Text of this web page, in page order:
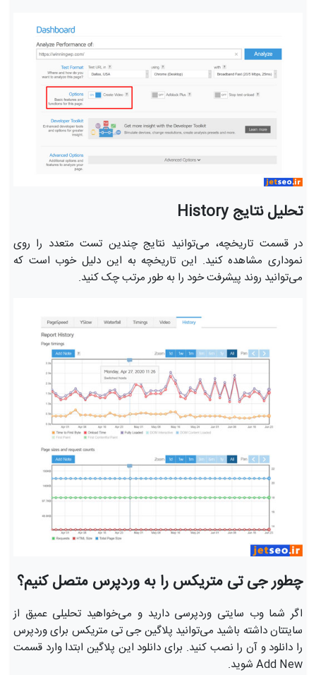
تحلیل نتایج History
در قسمت تاریخچه، می‌توانید نتایج چندین تست متعدد را روی
نموداری مشاهده کنید. این تاریخچه به این دلیل خوب است که
می‌توانید روند پیشرفت خود را به طور مرتب چک کنید.
چطور جی تی متریکس را به وردپرس متصل کنیم؟
اگر شما وب سایتی وردپرسی دارید و می‌خواهید تحلیلی عمیق از
سایتتان داشته باشید می‌توانید پلاگین جی تی متریکس برای وردپرس
را دانلود و آن را نصب کنید. برای دانلود این پلاگین ابتدا وارد قسمت
Add New شوید.